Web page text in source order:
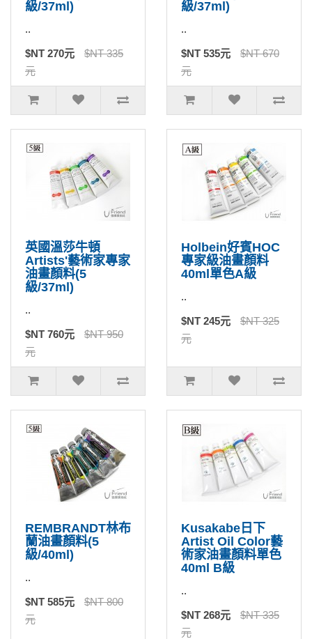
級/37ml)
..
$NT 270元
$NT 335
元
級/37ml)
..
$NT 535元
$NT 670
元
英國溫莎牛頓
Artists'藝術家專家
油畫顏料(5
級/37ml)
..
$NT 760元
$NT 950
元
Holbein好賓HOC
專家級油畫顏料
40ml單色A級
..
$NT 245元
$NT 325
元
REMBRANDT林布
蘭油畫顏料(5
級/40ml)
..
$NT 585元
$NT 800
元
Kusakabe日下
Artist Oil Color藝
術家油畫顏料單色
40ml B級
..
$NT 268元
$NT 335
元